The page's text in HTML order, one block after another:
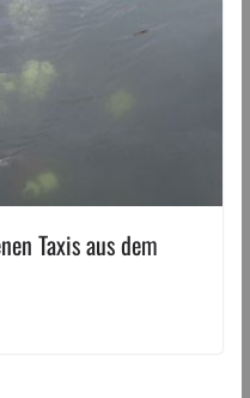
Taxis aus dem